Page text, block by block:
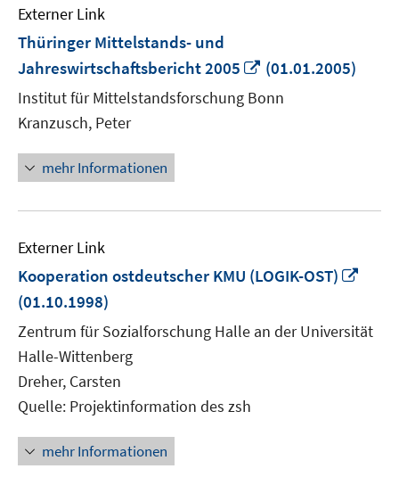
Externer Link
Thüringer Mittelstands- und
Jahreswirtschaftsbericht 2005
In
Fenster
(01.01.2005)
Institut für Mittelstandsforschung Bonn
Kranzusch, Peter
mehr Informationen
Externer Link
Kooperation ostdeutscher KMU (LOGIK-OST)
(01.10.1998)
Zentrum für Sozialforschung Halle an der Universität
Halle-Wittenberg
Dreher, Carsten
Quelle: Projektinformation des zsh
mehr Informationen